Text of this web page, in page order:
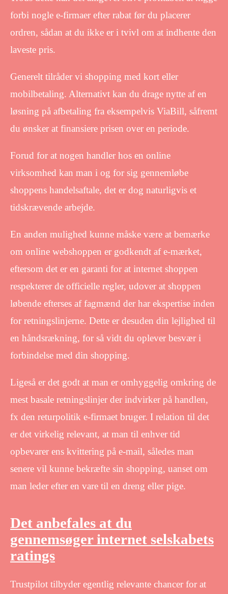
forbi nogle e-firmaer efter rabat før du placerer
ordren, sådan at du ikke er i tvivl om at indhente den
laveste pris.
Generelt tilråder vi shopping med kort eller
mobilbetaling. Alternativt kan du drage nytte af en
løsning på afbetaling fra eksempelvis ViaBill, såfremt
du ønsker at finansiere prisen over en periode.
Forud for at nogen handler hos en online
virksomhed kan man i og for sig gennemløbe
shoppens handelsaftale, det er dog naturligvis et
tidskrævende arbejde.
En anden mulighed kunne måske være at bemærke
om online webshoppen er godkendt af e-mærket,
eftersom det er en garanti for at internet shoppen
respekterer de officielle regler, udover at shoppen
løbende efterses af fagmænd der har ekspertise inden
for retningslinjerne. Dette er desuden din lejlighed til
en håndsrækning, for så vidt du oplever besvær i
forbindelse med din shopping.
Ligeså er det godt at man er omhyggelig omkring de
mest basale retningslinjer der indvirker på handlen,
fx den returpolitik e-firmaet bruger. I relation til det
er det virkelig relevant, at man til enhver tid
opbevarer ens kvittering på e-mail, således man
senere vil kunne bekræfte sin shopping, uanset om
man leder efter en vare til en dreng eller pige.
Det anbefales at du
gennemsøger internet selskabets
ratings
Trustpilot tilbyder egentlig relevante chancer for at